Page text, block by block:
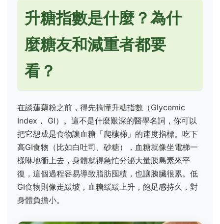
升糖指數是什麼？為什
麼糖友和減重者都要
看？
在談蓮藕粉之前，得先搞懂升糖指數（Glycemic
Index， GI）。這不是什麼艱深的醫學名詞，你可以
把它想成是食物讓血糖「爬樓梯」的速度指標。吃下
高GI食物（比如白吐司、砂糖），血糖就像坐電梯一
樣咻地衝上去，身體就得急忙分泌大量胰島素來平
復，這個過程容易導致脂肪囤積，也讓胰臟很累。低
GI食物則像走緩坡，血糖緩緩上升，飽足感持久，對
身體負擔小。